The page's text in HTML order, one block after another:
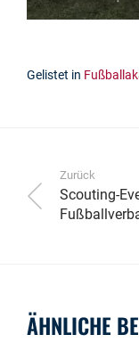
Gelistet in
Zurück
Scouting-
ÄHNLICHE